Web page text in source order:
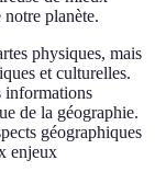
planète.
physiques, mais
et culturelles.
informations
de la géographie.
géographiques
enjeux